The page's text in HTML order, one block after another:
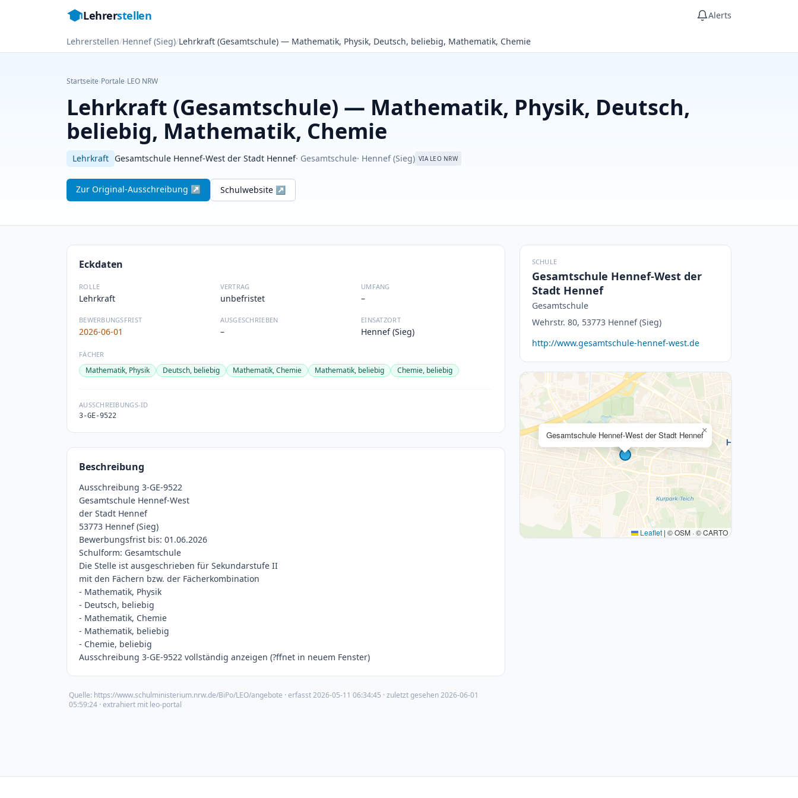
Lehrerstellen Alerts
Lehrerstellen/Hennef (Sieg)/Lehrkraft (Gesamtschule) — Mathematik, Physik, Deutsch, beliebig, Mathematik, Chemie
Startseite›Portale›LEO NRW
Lehrkraft (Gesamtschule) — Mathematik, Physik, Deutsch,
beliebig, Mathematik, Chemie
Lehrkraft Gesamtschule Hennef-West der Stadt Hennef· Gesamtschule· Hennef (Sieg) VIA LEO NRW
Zur Original-Ausschreibung ↗ Schulwebsite ↗
Eckdaten
ROLLE
Lehrkraft
VERTRAG
unbefristet
UMFANG
–
BEWERBUNGSFRIST
2026-06-01
AUSGESCHRIEBEN
–
EINSATZORT
Hennef (Sieg)
FÄCHER
Mathematik, Physik Deutsch, beliebig Mathematik, Chemie Mathematik, beliebig Chemie, beliebig
AUSSCHREIBUNGS-ID
3-GE-9522
Beschreibung
Ausschreibung 3-GE-9522
Gesamtschule Hennef-West
der Stadt Hennef
53773 Hennef (Sieg)
Bewerbungsfrist bis: 01.06.2026
Schulform: Gesamtschule
Die Stelle ist ausgeschrieben für Sekundarstufe II
mit den Fächern bzw. der Fächerkombination
- Mathematik, Physik
- Deutsch, beliebig
- Mathematik, Chemie
- Mathematik, beliebig
- Chemie, beliebig
Ausschreibung 3-GE-9522 vollständig anzeigen (?ffnet in neuem Fenster)
Quelle: https://www.schulministerium.nrw.de/BiPo/LEO/angebote · erfasst2026-05-11 06:34:45 · zuletzt gesehen2026-06-01
05:59:24 · extrahiert mit leo-portal
SCHULE
Gesamtschule Hennef-West der
Stadt Hennef
Gesamtschule
Wehrstr. 80, 53773 Hennef (Sieg)
http://www.gesamtschule-hennef-west.de
Gesamtschule Hennef-West der Stadt Hennef×
Leaflet | © OSM · © CARTO